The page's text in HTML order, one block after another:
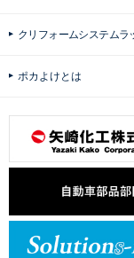
クリフォームシステムラ
ポカよけとは